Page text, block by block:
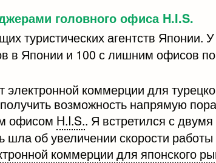
головного офиса H.I.S.
туристических агентств Японии.
в Японии и 100 с лишним офисов
электронной коммерции для
возможность напрямую
офисом H.I.S.. Я встретился с
об увеличении скорости работы
коммерции для японского